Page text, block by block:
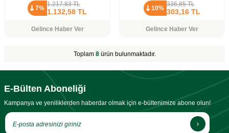
7%
1.217,83TL
1.132,58 TL
Gelince Haber Ver
10%
336,85TL
303,16TL
Gelince Haber Ver
Toplam 8ürün bulunmaktadır.
E-Bülten Aboneliği
Kampanya ve yeniliklerden haberdar olmak için e-bültenimize abone olun!